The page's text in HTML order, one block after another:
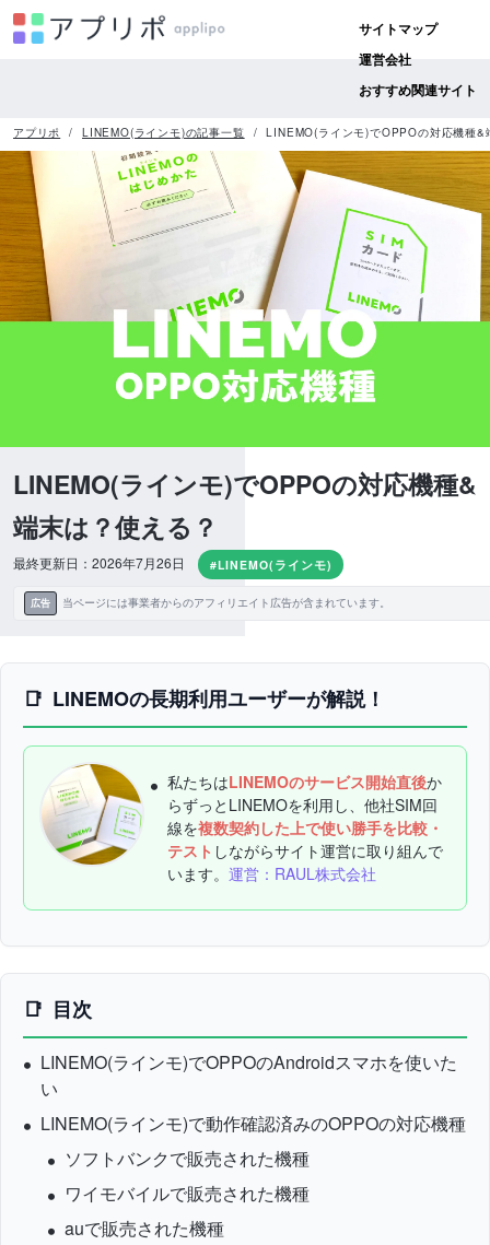
サイトマップ
運営会社
おすすめ関連サイト
アプリポ LINEMO(ラインモ)の記事一覧 LINEMO(ラインモ)でOPPOの対応機種&
LINEMO(ラインモ)でOPPOの対応機種&
端末は？使える？
最終更新日：2026年7月26日 #LINEMO(ラインモ)
広告 当ページには事業者からのアフィリエイト広告が含まれています。
LINEMOの長期利用ユーザーが解説！
私たちはLINEMOのサービス開始直後か
らずっとLINEMOを利用し、他社SIM回
線を複数契約した上で使い勝手を比較・
テスト しながらサイト運営に取り組んで
います。 運営：RAUL株式会社
目次
LINEMO(ラインモ)でOPPOのAndroidスマホを使いた
い
LINEMO(ラインモ)で動作確認済みのOPPOの対応機種
ソフトバンクで販売された機種
ワイモバイルで販売された機種
auで販売された機種